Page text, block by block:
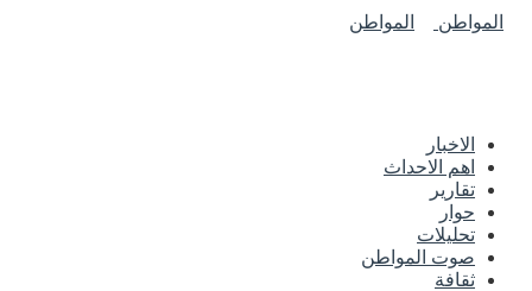
الاخبار
اهم الاحداث
تقارير
حوار
تحليلات
صوت المواطن
ثقافة